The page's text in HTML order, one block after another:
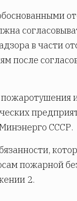
в части
после
СССР.
пожарной
2.